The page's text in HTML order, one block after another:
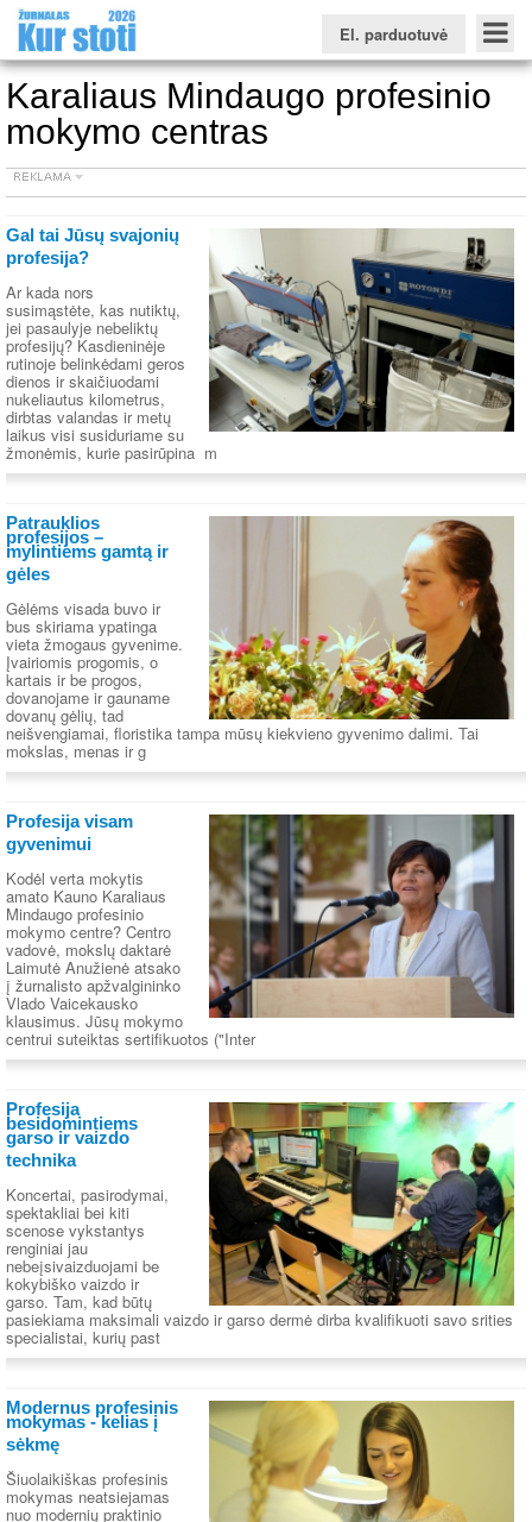
El. parduotuvė
Konkursinio balo skaičiuoklė Žurnalas KUR STOTI Žurnalas KUO BŪTI
Universitetų sritis
Kolegijų sritis
Profesinių mokyklų sritis
Karaliaus Mindaugo profesinio
mokymo centras
Gal tai Jūsų svajonių
profesija?
Ar kada nors
susimąstėte, kas nutiktų,
jei pasaulyje nebeliktų
profesijų? Kasdieninėje
rutinoje belinkėdami geros
dienos ir skaičiuodami
nukeliautus kilometrus,
dirbtas valandas ir metų
laikus visi susiduriame su
žmonėmis, kurie pasirūpina m
Patrauklios
profesijos –
mylintiems gamtą ir
gėles
Gėlėms visada buvo ir
bus skiriama ypatinga
vieta žmogaus gyvenime.
Įvairiomis progomis, o
kartais ir be progos,
dovanojame ir gauname
dovanų gėlių, tad
neišvengiamai, floristika tampa mūsų kiekvieno gyvenimo dalimi. Tai
mokslas, menas ir g
Profesija visam
gyvenimui
Kodėl verta mokytis
amato Kauno Karaliaus
Mindaugo profesinio
mokymo centre? Centro
vadovė, mokslų daktarė
Laimutė Anužienė atsako
į žurnalisto apžvalgininko
Vlado Vaicekausko
klausimus. Jūsų mokymo
centrui suteiktas sertifikuotos ("Inter
Profesija
besidomintiems
garso ir vaizdo
technika
Koncertai, pasirodymai,
spektakliai bei kiti
scenose vykstantys
renginiai jau
nebeįsivaizduojami be
kokybiško vaizdo ir
garso. Tam, kad būtų
pasiekiama maksimali vaizdo ir garso dermė dirba kvalifikuoti savo srities
specialistai, kurių past
Modernus profesinis
mokymas - kelias į
sėkmę
Šiuolaikiškas profesinis
mokymas neatsiejamas
nuo modernių praktinio